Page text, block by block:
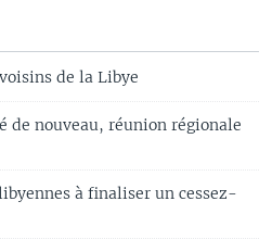
de la Libye
nouveau, réunion régionale
à finaliser un cessez-